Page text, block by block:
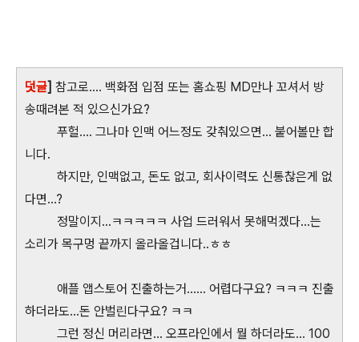
덧글] 참고로.... 백화점 입점 또는 홈쇼핑 MD만나 꼬셔서 방
송때려본 적 있으신가요?
푸헐.... 그나마 인맥 어느정도 갖춰있으면... 붙어볼만 합
니다.
하지만, 인맥없고, 돈도 없고, 회사이력도 신통찮은게 없
다면...?
정말이지...ㅋㅋㅋㅋㅋ 사업 드러워서 못해먹겠다...는
소리가 목구멍 끝까지 올라올겁니다..ㅎㅎ
애플 앱스토어 진출하는거...... 어렵다구요? ㅋㅋㅋ 진출
하더라도...돈 안벌린다구요? ㅋㅋ
그런 정신 머리라면... 오프라인에서 뭘 하더라도... 100